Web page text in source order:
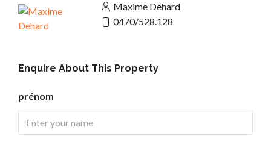
Maxime Dehard
0470/528.128
Enquire About This Property
prénom